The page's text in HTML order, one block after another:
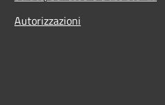
Autorizzazioni